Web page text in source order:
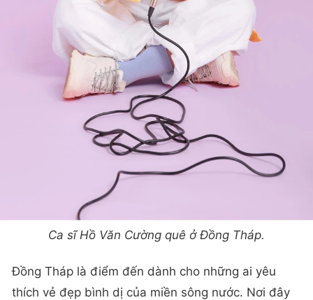
Ca sĩ Hồ Văn Cường quê ở Đồng Tháp.
Đồng Tháp là điểm đến dành cho những ai yêu
thích vẻ đẹp bình dị của miền sông nước. Nơi đây